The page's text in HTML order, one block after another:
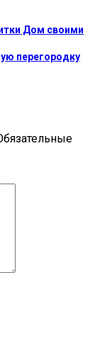
Дом своими
перегородку